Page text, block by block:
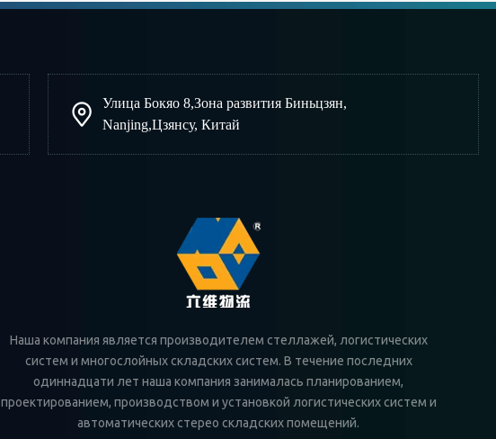
Улица Бокяо 8,Зона развития Биньцзян,
Nanjing,Цзянсу, Китай
Наша компания является производителем стеллажей, логистических
систем и многослойных складских систем. В течение последних
одиннадцати лет наша компания занималась планированием,
проектированием, производством и установкой логистических систем и
автоматических стерео складских помещений.